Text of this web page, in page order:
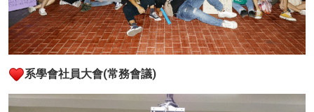
系學會社員大會(常務會議)